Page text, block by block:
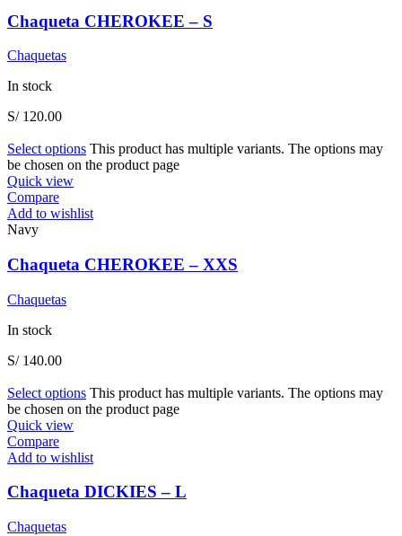
Chaqueta CHEROKEE – S
Chaquetas
In stock
S/120.00
Select options This product has multiple variants. The options may
be chosen on the product page
Quick view
Compare
Add to wishlist
Navy
Chaqueta CHEROKEE – XXS
Chaquetas
In stock
S/140.00
Select options This product has multiple variants. The options may
be chosen on the product page
Quick view
Compare
Add to wishlist
Chaqueta DICKIES – L
Chaquetas